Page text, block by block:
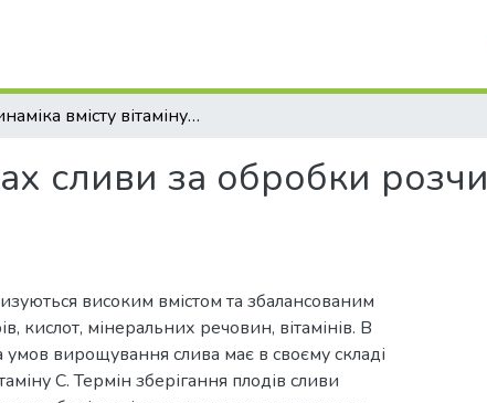
Динаміка вмісту вітаміну С у плодах сливи за обробки розчином наночасток металів
сливи за обробки
високим вмістом та збалансованим
кислот, мінеральних речовин, вітамінів. В
умов вирощування слива має в своєму складі
С. Термін зберігання плодів сливи